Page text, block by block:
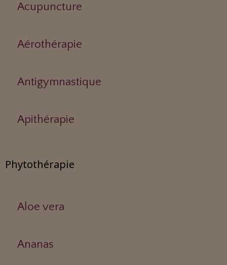
Acupuncture
Aérothérapie
Antigymnastique
Apithérapie
Phytothérapie
Aloe vera
Ananas